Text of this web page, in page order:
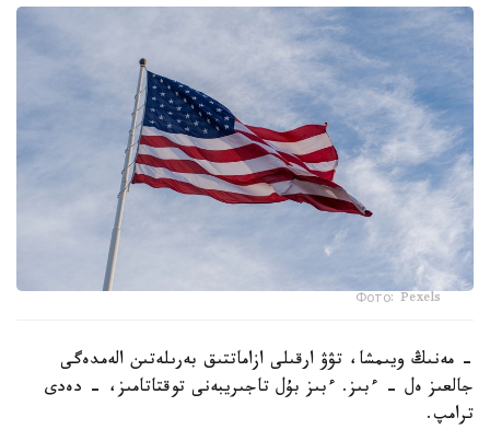
Фото: Pexels
- مەنىڭ ويىمشا، تۋۋ ارقىلى ازاماتتىق بەرىلەتىن الەمدەگى
جالعىز ەل - ءبىز. ءبىز بۇل تاجىريبەنى توقتاتامىز، - دەدى
ترامپ.